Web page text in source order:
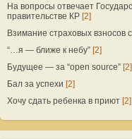
На вопросы отвечает
правительстве КР [2]
Взимание страховых
“…я — ближе к небу” [2]
Будущее — за “open source” [2]
Бал за успехи [2]
Хочу сдать ребенка в приют [2]